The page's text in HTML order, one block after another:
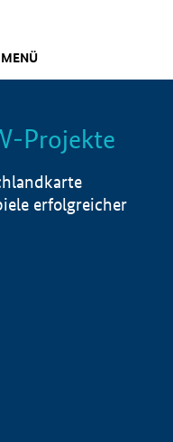
MENÜ
Info
Projekte
erfolgreicher